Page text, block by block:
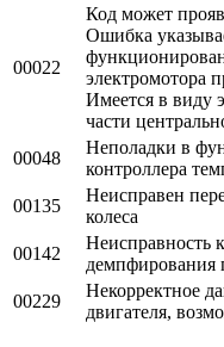
00022
Код может
Ошибка
электромотора
Имеется в виду
части
00048
Неполадки в
контроллера
00135
Неисправен
колеса
00142
Неисправность
демпфирования
00229
Некорректное
двигателя,